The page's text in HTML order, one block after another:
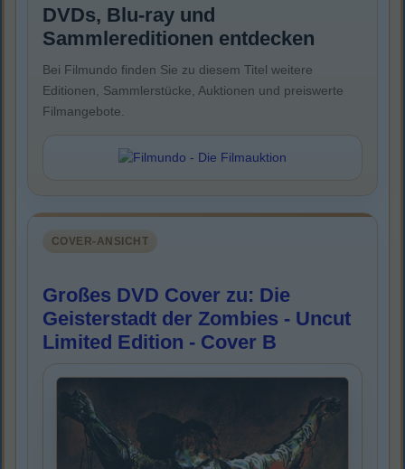
DVDs, Blu-ray und
Sammlereditionen entdecken
Bei Filmundo finden Sie zu diesem Titel weitere
Editionen, Sammlerstücke, Auktionen und preiswerte
Filmangebote.
COVER-ANSICHT
Großes DVD Cover zu: Die
Geisterstadt der Zombies - Uncut
Limited Edition - Cover B